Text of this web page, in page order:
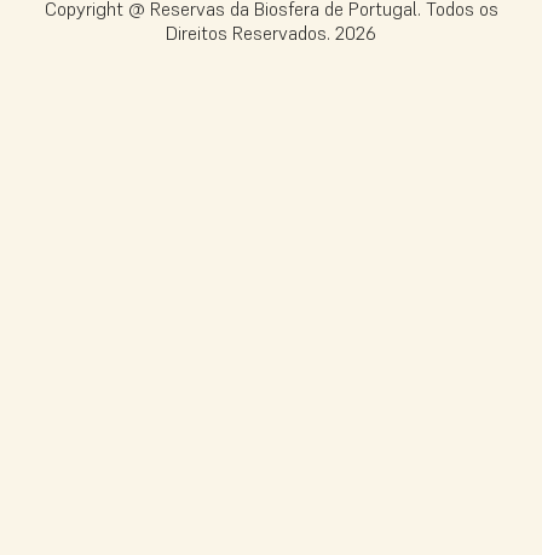
Copyright @ Reservas da Biosfera de Portugal. Todos os
Direitos Reservados. 2026